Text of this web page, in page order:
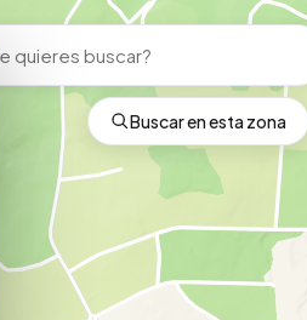
Buscar en esta zona